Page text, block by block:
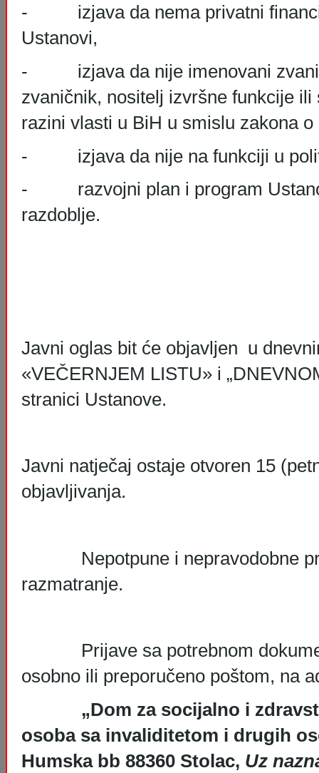
- izjava da nema privatni
Ustanovi,
- izjava da nije imenovani
zvaničnik, nositelj izvršne funkcije
razini vlasti u BiH u smislu zakona
- izjava da nije na funkciji u
- razvojni plan i program
razdoblje.
Javni oglas bit će objavljen u
«VEČERNJEM LISTU» i
stranici Ustanove.
Javni natječaj ostaje otvoren 15
objavljivanja.
Nepotpune i nepravodobne
razmatranje.
Prijave sa potrebnom
osobno ili preporučeno poštom, na
„Dom za socijalno i
osoba sa invaliditetom i drugih
Humska bb 88360 Stolac, Uz